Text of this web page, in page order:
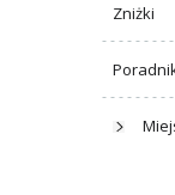
Zniżki